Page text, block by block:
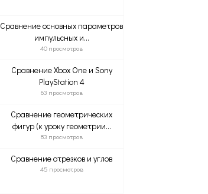
Сравнение основных параметров
импульсных и...
40 просмотров
Сравнение Xbox One и Sony
PlayStation 4
63 просмотров
Сравнение геометрических
фигур (к уроку геометрии...
83 просмотров
Сравнение отрезков и углов
45 просмотров